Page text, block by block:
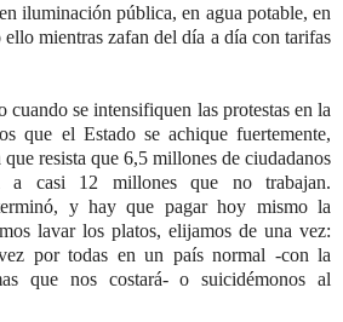
iluminación pública, en agua potable, en
ello mientras zafan del día a día con tarifas
cuando se intensifiquen las protestas en la
que el Estado se achique fuertemente,
resista que 6,5 millones de ciudadanos
a casi 12 millones que no trabajan.
y hay que pagar hoy mismo la
lavar los platos, elijamos de una vez:
por todas en un país normal -con la
que nos costará- o suicidémonos al